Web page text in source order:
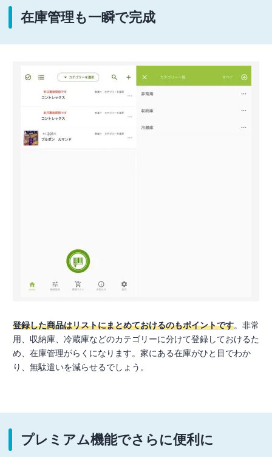
在庫管理も一瞬で完成
登録した商品はリストにまとめておけるのもポイントです。非常
用、収納庫、冷蔵庫などのカテゴリーに分けて登録しておけるた
め、在庫管理がらくになります。家にある在庫がひと目でわか
り、無駄遣いを減らせるでしょう。
プレミアム機能でさらに便利に